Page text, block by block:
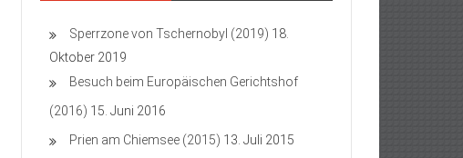
Sperrzone von Tschernobyl (2019) 18.
Oktober 2019
Besuch beim Europäischen Gerichtshof
(2016) 15. Juni 2016
Prien am Chiemsee (2015) 13. Juli 2015